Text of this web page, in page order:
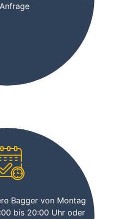
Bagger von Montag
bis 20:00 Uhr oder